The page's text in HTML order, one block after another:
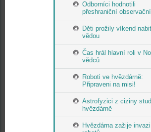
Odborníci hodnotili
přeshraniční
Děti prožily víkend
vědou
Čas hrál hlavní roli v
vědců
Roboti ve hvězdárně:
Připraveni na misi!
Astrofyzici z ciziny
hvězdárně
Hvězdárna zažije invazi